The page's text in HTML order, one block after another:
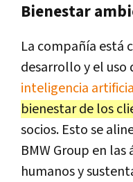
Bienestar
La compañía está
desarrollo y el uso
inteligencia
bienestar de los
socios. Esto se
BMW Group en las
humanos y